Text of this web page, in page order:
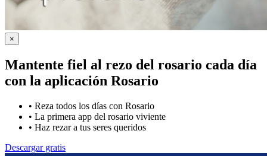
×
Mantente fiel al rezo del rosario cada día
con la aplicación Rosario
• Reza todos los días con Rosario
• La primera app del rosario viviente
• Haz rezar a tus seres queridos
Descargar gratis